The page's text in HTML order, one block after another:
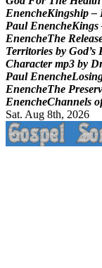
EnencheKingship –
Paul EnencheKings
EnencheThe Releas
Territories by God’s
Character mp3 by D
Paul EnencheLosin
EnencheThe Preserv
EnencheChannels o
Sat. Aug 8th, 2026